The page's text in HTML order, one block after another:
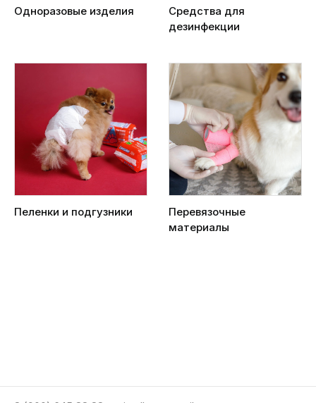
Одноразовые изделия
Средства для
дезинфекции
Пеленки и подгузники
Перевязочные
материалы